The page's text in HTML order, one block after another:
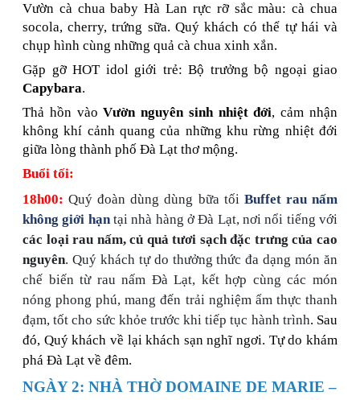
Vườn cà chua baby Hà Lan rực rỡ sắc màu: cà chua
socola, cherry, trứng sữa. Quý khách có thể tự hái và
chụp hình cùng những quả cà chua xinh xắn.
Gặp gỡ HOT idol giới trẻ: Bộ trưởng bộ ngoại giao
Capybara.
Thả hồn vàoVườn nguyên sinh nhiệt đới, cảm nhận
không khí cảnh quang của những khu rừng nhiệt đới
giữa lòng thành phố Đà Lạt thơ mộng.
Buổi tối:
18h00:Quý đoàn dùng dùng bữa tối Buffet rau nấm
không giới hạntại nhà hàng ở Đà Lạt, nơi nổi tiếng với
các loại rau nấm, củ quả tươi sạch đặc trưng của cao
nguyên. Quý khách tự do thưởng thức đa dạng món ăn
chế biến từ rau nấm Đà Lạt, kết hợp cùng các món
nóng phong phú, mang đến trải nghiệm ẩm thực thanh
đạm, tốt cho sức khỏe trước khi tiếp tục hành trình. Sau
đó, Quý khách về lại khách sạn nghĩ ngơi. Tự do khám
phá Đà Lạt về đêm.
NGÀY 2: NHÀ THỜ DOMAINE DE MARIE –